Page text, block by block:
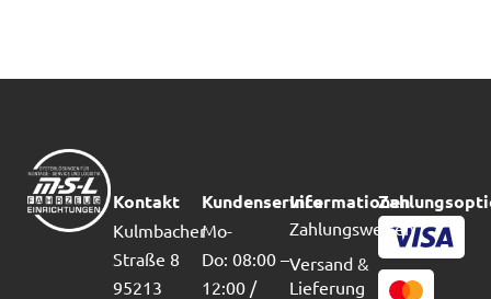
Kontakt
Kulmbacher
Straße 8
95213
Kundenservice
Mo-
Do: 08:00 –
12:00 /
Informationen
Zahlungsweisen
Versand &
Lieferung